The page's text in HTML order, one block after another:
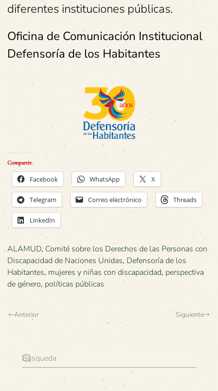
diferentes instituciones públicas.
Oficina de Comunicación Institucional
Defensoría de los Habitantes
Compartir:
Facebook WhatsApp X
Telegram Correo electrónico Threads
LinkedIn
ALAMUD, Comité sobre los Derechos de las Personas con
Discapacidad de Naciones Unidas, Defensoría de los
Habitantes, mujeres y niñas con discapacidad, perspectiva
de género, políticas públicas
Anterior Siguiente